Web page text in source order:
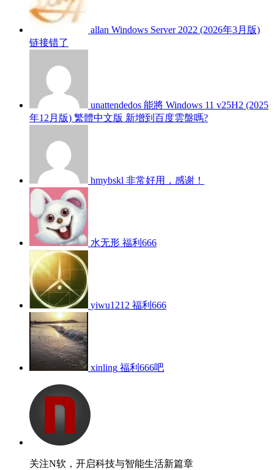
allan Windows Server 2022 (2026年3月版)
链接错了
unattendedos 能將 Windows 11 v25H2 (2025
年12月版) 繁體中文版 新增到百度雲盤嗎?
hmybskl 非常好用，感谢！
水无形 福利666
yiwu1212 福利666
xinling 福利666吧
关注N软，开启科技与智能生活新篇章